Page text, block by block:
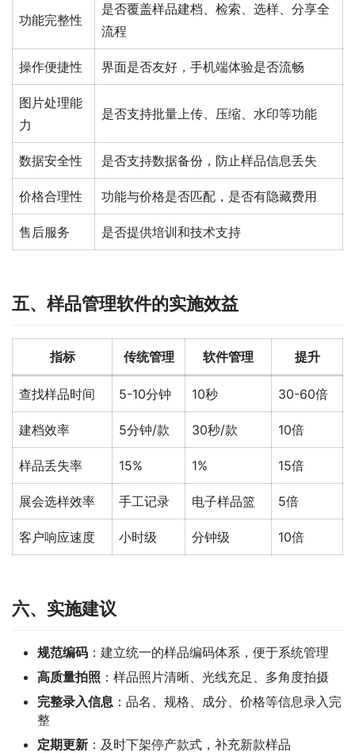
功能完整性
是否覆盖样品建档、检索、选样、分享全
流程
操作便捷性 界面是否友好，手机端体验是否流畅
图片处理能
力
是否支持批量上传、压缩、水印等功能
数据安全性 是否支持数据备份，防止样品信息丢失
价格合理性 功能与价格是否匹配，是否有隐藏费用
售后服务 是否提供培训和技术支持
五、样品管理软件的实施效益
指标 传统管理 软件管理 提升
查找样品时间 5-10分钟 10秒 30-60倍
建档效率 5分钟/款 30秒/款 10倍
样品丢失率 15% 1% 15倍
展会选样效率 手工记录 电子样品篮 5倍
客户响应速度 小时级 分钟级 10倍
六、实施建议
规范编码 ：建立统一的样品编码体系，便于系统管理
高质量拍照 ：样品照片清晰、光线充足、多角度拍摄
完整录入信息 ：品名、规格、成分、价格等信息录入完
整
定期更新 ：及时下架停产款式，补充新款样品